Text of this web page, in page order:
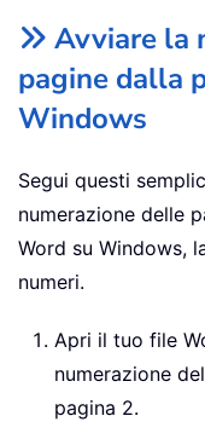
Avviare la
pagine dalla
Windows
Segui questi
numerazione delle
Word su Windows,
numeri.
Apri il tuo file
numerazione
pagina 2.